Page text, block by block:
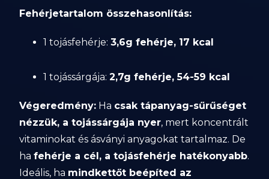
Fehérjetartalom összehasonlítás:
1 tojásfehérje:3,6g fehérje, 17 kcal
1 tojássárgája:2,7g fehérje, 54-59 kcal
Végeredmény: Ha csak tápanyag-sűrűséget
nézzük, a tojássárgája nyer, mert koncentrált
vitaminokat és ásványi anyagokat tartalmaz. De
hafehérje a cél, a tojásfehérje hatékonyabb.
Ideális, ha mindkettőt beépíted az